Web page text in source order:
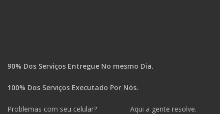
90% Dos Serviços Entregue No mesmo Dia.
100% Dos Serviços Executado Por Nós.
Problemas com seu celular? Aqui a gente resolve.